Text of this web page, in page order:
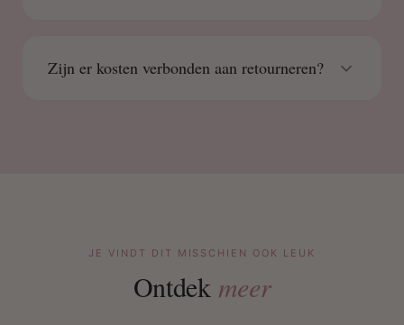
Zijn er kosten verbonden aan retourneren?
JE VINDT DIT MISSCHIEN OOK LEUK
Ontdek meer